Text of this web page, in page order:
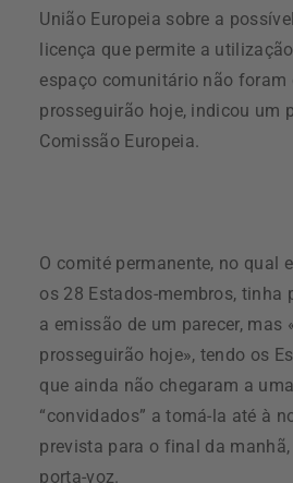
União Europeia sobre a
licença que permite a
espaço comunitário não foram
prosseguirão hoje, indicou um
Comissão Europeia.
O comité permanente, no qual
os 28 Estados-membros, tinha
a emissão de um parecer, mas
prosseguirão hoje», tendo os
que ainda não chegaram a
“convidados” a tomá-la até à
prevista para o final da
porta-voz.